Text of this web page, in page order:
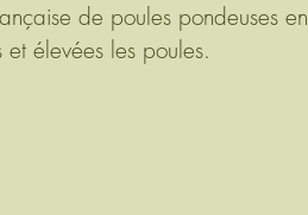
de poules pondeuses en
élevées les poules.